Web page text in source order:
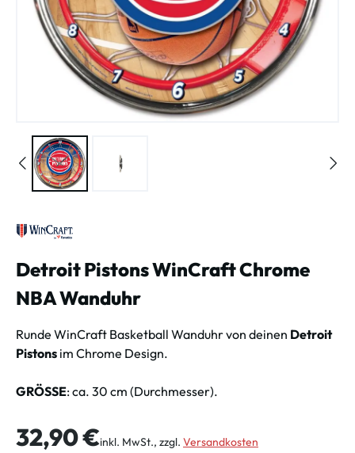
Detroit Pistons WinCraft Chrome
NBA Wanduhr
Runde WinCraft Basketball Wanduhr von deinen Detroit
Pistons im Chrome Design.
GRÖSSE: ca. 30 cm (Durchmesser).
Regulärer Preis:
32,90 €inkl. MwSt., zzgl. Versandkosten